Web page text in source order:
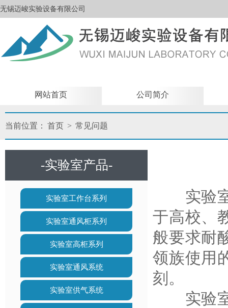
无锡迈峻实验设备有限公司
网站首页 公司简介
当前位置： 首页 > 常见问题
-实验室产品-
实验室工作台系列
实验室通风柜系列
实验室高柜系列
实验室通风系统
实验室供气系统
实验室
于高校、
般要求耐
领族使用
刻。
实验室